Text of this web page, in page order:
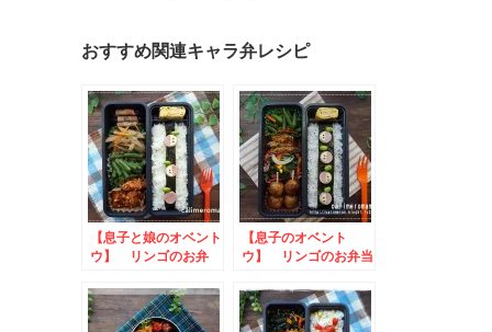
おすすめ関連キャラ弁レシピ
【息子と娘のオベント
ウ】 リンゴのお弁
ッツ ツノの名前をつ
けてみたキャンペーン
【息子のオベント
ウ】 リンゴのお弁当